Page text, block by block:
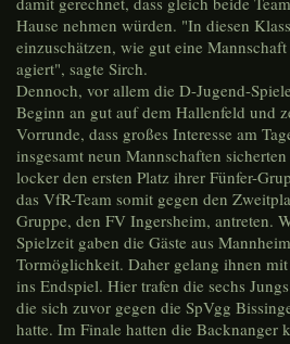
Hause nehmen würden. "In diesen
einzuschätzen, wie gut eine
agiert", sagte Sirch.
Dennoch, vor allem die D-Jugend-
Beginn an gut auf dem Hallenfeld und
Vorrunde, dass großes Interesse am
insgesamt neun Mannschaften
locker den ersten Platz ihrer Fünfer-
das VfR-Team somit gegen den
Gruppe, den FV Ingersheim, antreten.
Spielzeit gaben die Gäste aus
Tormöglichkeit. Daher gelang ihnen
ins Endspiel. Hier trafen die sechs
die sich zuvor gegen die SpVgg
hatte. Im Finale hatten die Backnanger